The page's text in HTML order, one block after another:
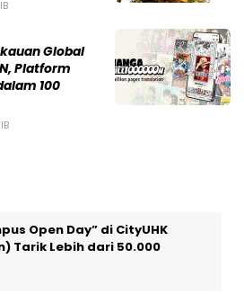
Global
Platform
100
Open Day” di CityUHK
Tarik Lebih dari 50.000